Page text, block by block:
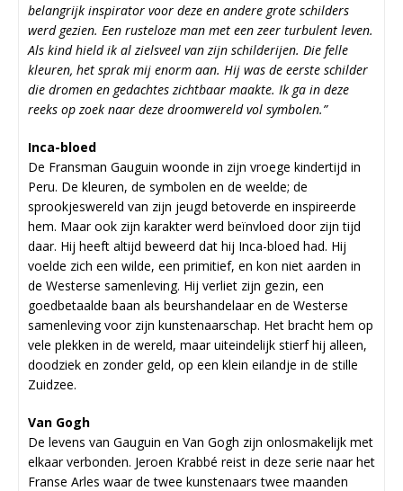
belangrijk inspirator voor deze en andere grote schilders
werd gezien. Een rusteloze man met een zeer turbulent leven.
Als kind hield ik al zielsveel van zijn schilderijen. Die felle
kleuren, het sprak mij enorm aan. Hij was de eerste schilder
die dromen en gedachtes zichtbaar maakte. Ik ga in deze
reeks op zoek naar deze droomwereld vol symbolen.”
Inca-bloed
De Fransman Gauguin woonde in zijn vroege kindertijd in
Peru. De kleuren, de symbolen en de weelde; de
sprookjeswereld van zijn jeugd betoverde en inspireerde
hem. Maar ook zijn karakter werd beïnvloed door zijn tijd
daar. Hij heeft altijd beweerd dat hij Inca-bloed had. Hij
voelde zich een wilde, een primitief, en kon niet aarden in
de Westerse samenleving. Hij verliet zijn gezin, een
goedbetaalde baan als beurshandelaar en de Westerse
samenleving voor zijn kunstenaarschap. Het bracht hem op
vele plekken in de wereld, maar uiteindelijk stierf hij alleen,
doodziek en zonder geld, op een klein eilandje in de stille
Zuidzee.
Van Gogh
De levens van Gauguin en Van Gogh zijn onlosmakelijk met
elkaar verbonden. Jeroen Krabbé reist in deze serie naar het
Franse Arles waar de twee kunstenaars twee maanden